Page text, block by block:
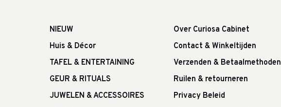
NIEUW
Huis & Décor
TAFEL & ENTERTAINING
GEUR & RITUALS
JUWELEN & ACCESSOIRES
Over Curiosa Cabinet
Contact & Winkeltijden
Verzenden & Betaalmethoden
Ruilen & retourneren
Privacy Beleid